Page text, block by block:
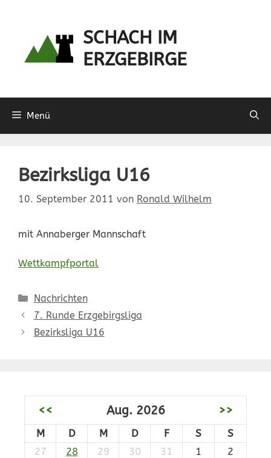
SCHACH IM
ERZGEBIRGE
Menü
Bezirksliga U16
10. September 2011 von Ronald Wilhelm
mit Annaberger Mannschaft
Wettkampfportal
Kategorien
Nachrichten
7. Runde Erzgebirgsliga
Bezirksliga U16
<< Aug. 2026 >>
M D M D F S
S
27
28 29 30 31 1
2